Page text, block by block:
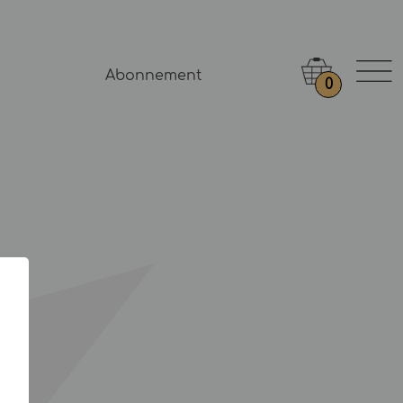
Abonnement
0